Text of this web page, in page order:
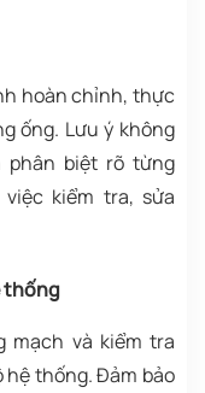
hoàn chỉnh, thực
ống. Lưu ý không
phân biệt rõ từng
kiểm tra, sửa
thống
mạch và kiểm tra
hệ thống. Đảm bảo